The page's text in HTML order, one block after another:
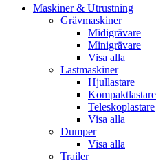
Close
Maskiner & Utrustning
Grävmaskiner
Midigrävare
Minigrävare
Visa alla
Lastmaskiner
Hjullastare
Kompaktlastare
Teleskoplastare
Visa alla
Dumper
Visa alla
Trailer